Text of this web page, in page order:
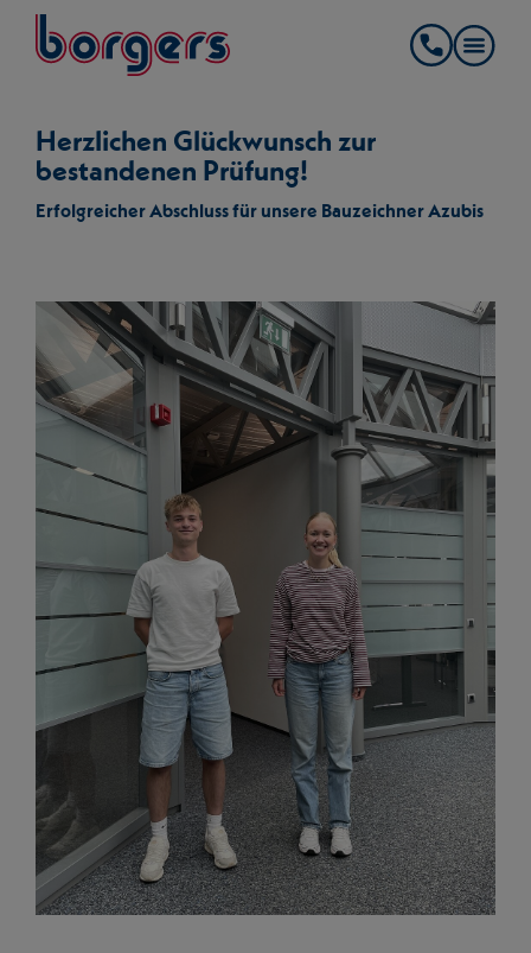
springe zum Hauptinhalt
Borgers
Herzlichen Glückwunsch zur
bestandenen Prüfung!
Erfolgreicher Abschluss für unsere Bauzeichner Azubis